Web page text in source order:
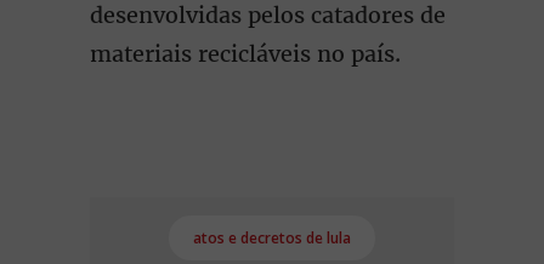
desenvolvidas pelos catadores de
materiais recicláveis no país.
atos e decretos de lula